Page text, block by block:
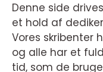
Denne side
et hold af
Vores skribenter
og alle har et
tid, som de